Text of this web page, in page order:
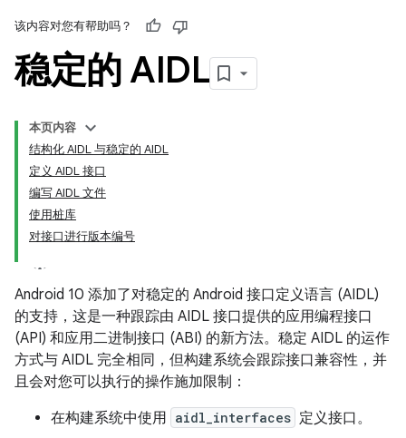
该内容对您有帮助吗？
稳定的 AIDL
本页内容
结构化 AIDL 与稳定的 AIDL
定义 AIDL 接口
编写 AIDL 文件
使用桩库
对接口进行版本编号
Android 10 添加了对稳定的 Android 接口定义语言 (AIDL)
的支持，这是一种跟踪由 AIDL 接口提供的应用编程接口
(API) 和应用二进制接口 (ABI) 的新方法。稳定 AIDL 的运作
方式与 AIDL 完全相同，但构建系统会跟踪接口兼容性，并
且会对您可以执行的操作施加限制：
在构建系统中使用 aidl_interfaces 定义接口。